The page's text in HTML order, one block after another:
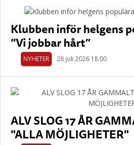
Klubben inför helgens
”Vi jobbar hårt”
NYHETER 28 juli 2026 18.00
ALV SLOG 17 ÅR
"ALLA MÖJLIGHETER"